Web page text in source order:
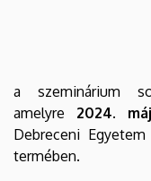
a szeminárium
amelyre 2024.
Debreceni
termében.